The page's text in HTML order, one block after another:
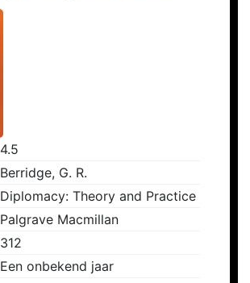
4.5
Berridge, G. R.
Diplomacy: Theory and Practice
Palgrave Macmillan
312
Een onbekend jaar